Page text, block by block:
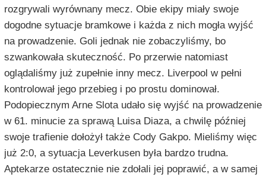
rozgrywali wyrównany mecz. Obie ekipy miały swoje
dogodne sytuacje bramkowe i każda z nich mogła wyjść
na prowadzenie. Goli jednak nie zobaczyliśmy, bo
szwankowała skuteczność. Po przerwie natomiast
oglądaliśmy już zupełnie inny mecz. Liverpool w pełni
kontrolował jego przebieg i po prostu dominował.
Podopiecznym Arne Slota udało się wyjść na prowadzenie
w 61. minucie za sprawą Luisa Diaza, a chwilę później
swoje trafienie dołożył także Cody Gakpo. Mieliśmy więc
już 2:0, a sytuacja Leverkusen była bardzo trudna.
Aptekarze ostatecznie nie zdołali jej poprawić, a w samej